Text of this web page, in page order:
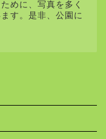
めに、写真を多く
す。是非、公園に